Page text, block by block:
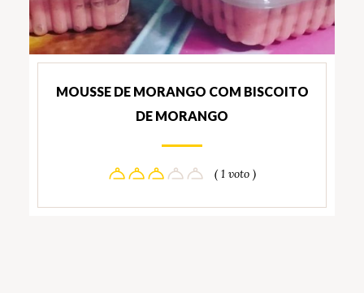
MOUSSE DE MORANGO COM BISCOITO
DE MORANGO
( 1 voto )